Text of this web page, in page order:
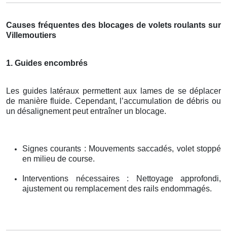
Causes fréquentes des blocages de volets roulants sur
Villemoutiers
1. Guides encombrés
Les guides latéraux permettent aux lames de se déplacer
de manière fluide. Cependant, l’accumulation de débris ou
un désalignement peut entraîner un blocage.
Signes courants : Mouvements saccadés, volet stoppé
en milieu de course.
Interventions nécessaires : Nettoyage approfondi,
ajustement ou remplacement des rails endommagés.